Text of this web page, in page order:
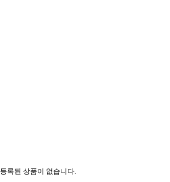
등록된 상품이 없습니다.